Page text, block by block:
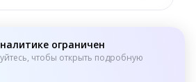
ограничен
чтобы открыть подробную